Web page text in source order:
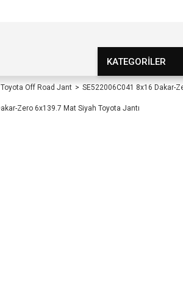
KATEGORİLER
Toyota Off Road Jant SE522006C041 8x16 Dakar-